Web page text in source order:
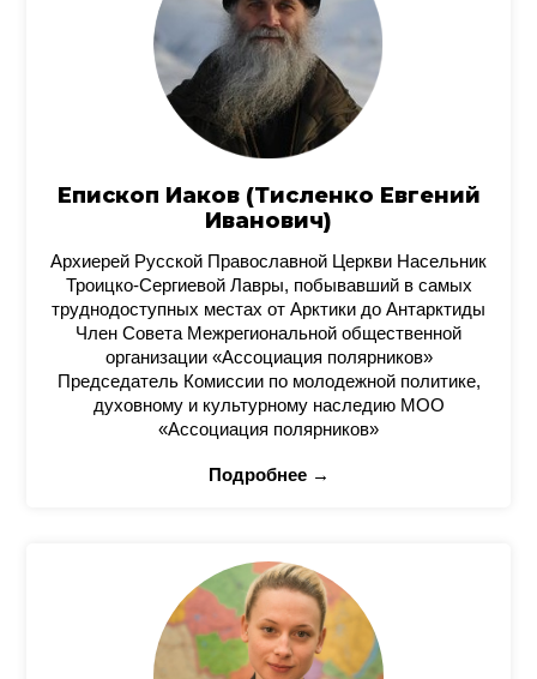
Епископ Иаков (Тисленко Евгений
Иванович)
Архиерей Русской Православной Церкви Насельник
Троицко-Сергиевой Лавры, побывавший в самых
труднодоступных местах от Арктики до Антарктиды
Член Совета Межрегиональной общественной
организации «Ассоциация полярников»
Председатель Комиссии по молодежной политике,
духовному и культурному наследию МОО
«Ассоциация полярников»
Подробнее →